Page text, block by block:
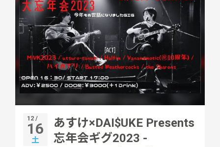
12 /
16
土
あすけ×DAI$UKE Presents
忘年会ギグ2023 -